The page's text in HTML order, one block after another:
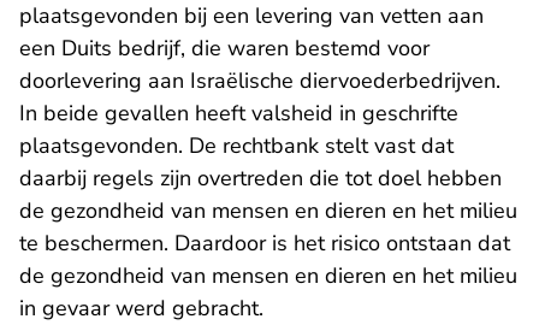
plaatsgevonden bij een levering van vetten aan
een Duits bedrijf, die waren bestemd voor
doorlevering aan Israëlische diervoederbedrijven.
In beide gevallen heeft valsheid in geschrifte
plaatsgevonden. De rechtbank stelt vast dat
daarbij regels zijn overtreden die tot doel hebben
de gezondheid van mensen en dieren en het milieu
te beschermen. Daardoor is het risico ontstaan dat
de gezondheid van mensen en dieren en het milieu
in gevaar werd gebracht.